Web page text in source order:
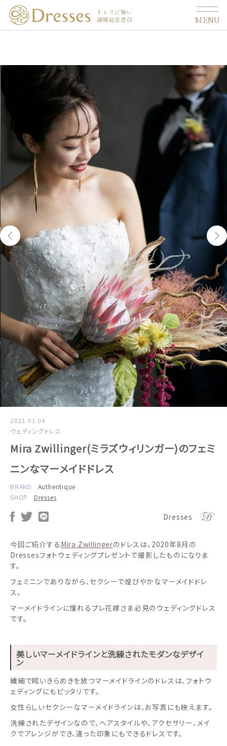
ドレスに強い
結婚総合窓口
MENU
2021.01.04
ウェディングドレス
Mira Zwillinger(ミラズウィリンガー)のフェミ
ニンなマーメイドドレス
BRAND
Authentique
SHOP
Dresses
Dresses
今回ご紹介する Mira Zwillingerのドレスは、2020年8月の
Dressesフォトウェディングプレゼントで撮影したものになりま
す。
フェミニンでありながら、セクシーで煌びやかなマーメイドドレ
ス。
マーメイドラインに憧れるプレ花嫁さま必見のウェディングドレス
です。
美しいマーメイドラインと洗練されたモダンなデザイ
ン
繊細で眩いきらめきを放つマーメイドラインのドレスは、フォトウ
ェディングにもピッタリです。
女性らしいセクシーなマーメイドラインは、お写真にも映えます。
洗練されたデザインなので、ヘアスタイルや、アクセサリー、メイ
クでアレンジができ、違った印象にもできるドレスです。